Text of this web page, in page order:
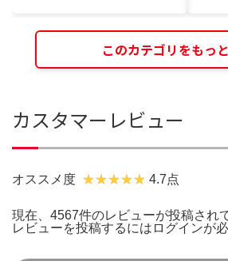
このカテゴリをもっ
カスタマーレビュー
オススメ度 4.7点
現在、4567件のレビューが投稿され
レビューを投稿するには ログインが